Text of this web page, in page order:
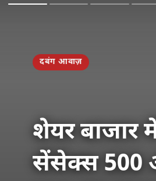
दबंग आवाज़
शेयर बाजार
सेंसेक्स 500